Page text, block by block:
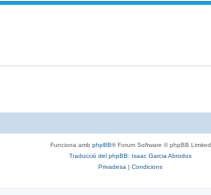
Funciona amb phpBB® Forum Software © phpBB Limited
Traducció del phpBB: Isaac Garcia Abrodos
Privadesa | Condicions